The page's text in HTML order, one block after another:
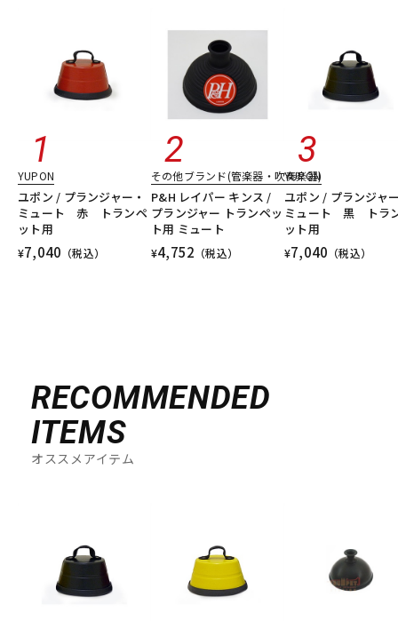
YUPON
ユポン / プランジャー・
ミュート 赤 トランペ
ット用
¥7,040 （税込）
その他ブランド(管楽器・吹奏楽器)
P&H レイパー キンス /
プランジャー トランペッ
ト用 ミュート
¥4,752 （税込）
YUPON
ユポン / プランジャ
ミュート 黒 トラ
ット用
¥7,040 （税込）
RECOMMENDED
ITEMS
オススメアイテム